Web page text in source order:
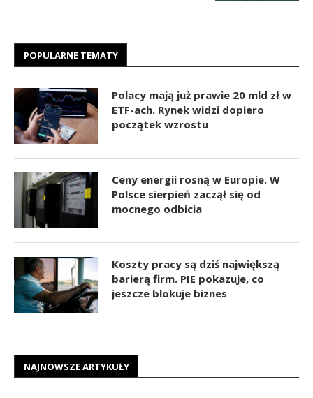
POPULARNE TEMATY
Polacy mają już prawie 20 mld zł w
ETF-ach. Rynek widzi dopiero
początek wzrostu
Ceny energii rosną w Europie. W
Polsce sierpień zaczął się od
mocnego odbicia
Koszty pracy są dziś największą
barierą firm. PIE pokazuje, co
jeszcze blokuje biznes
NAJNOWSZE ARTYKUŁY